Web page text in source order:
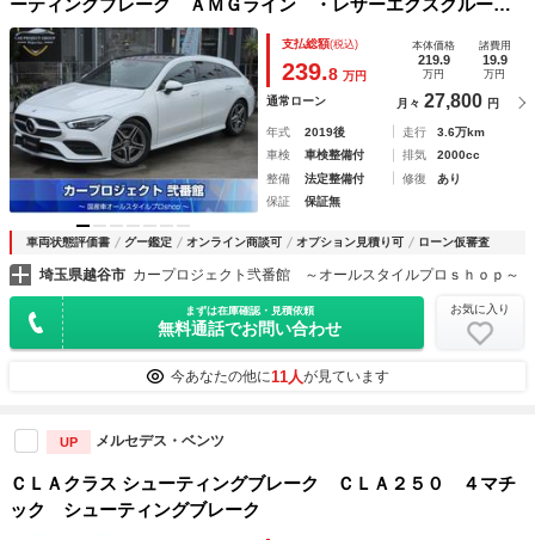
ーティングブレーク ＡＭＧライン ・レザーエクスクルーシ
ブＰＫＧ パノラミックルーフ 本革シート シートヒータ
ー 電動ゲート ブルメスターサウンド 純正ＡＭＧ１８アル
ミ ソナー ワイヤレス充電 ＨＵＤ 純正ナビ フルセグ
全周囲カメラ
支払総額(税込)
239.8 万円
本体価格
219.9
万円
諸費用
19.9
万円
通常ローン 月々 27,800 円
年式 2019後 走行
3.6万km
車検
車検整備付 排気
2000cc
整備
法定整備付 修復
あり
保証
保証無
車両状態評価書 グー鑑定 オンライン商談可 オプション見積り可 ローン仮審査
埼玉県越谷市 カープロジェクト弐番館 ～オールスタイルプロｓｈｏｐ～
まずは在庫確認・見積依頼
無料通話でお問い合わせ
お気に入り
今あなたの他に11人が見ています
UP メルセデス・ベンツ
ＣＬＡクラス シューティングブレーク ＣＬＡ２５０ ４マチ
ック シューティングブレーク